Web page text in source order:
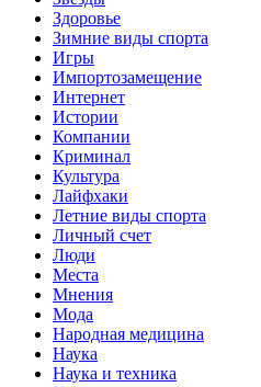
Здоровье
Зимние виды спорта
Игры
Импортозамещение
Интернет
Истории
Компании
Криминал
Культура
Лайфхаки
Летние виды спорта
Личный счет
Люди
Места
Мнения
Мода
Народная медицина
Наука
Наука и техника